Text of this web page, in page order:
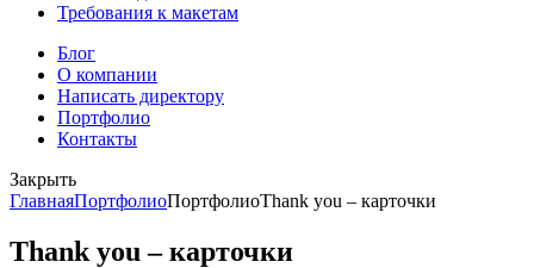
Требования к макетам
Блог
О компании
Написать директору
Портфолио
Контакты
Закрыть
ГлавнаяПортфолиоПортфолиоThank you – карточки
Thank you – карточки